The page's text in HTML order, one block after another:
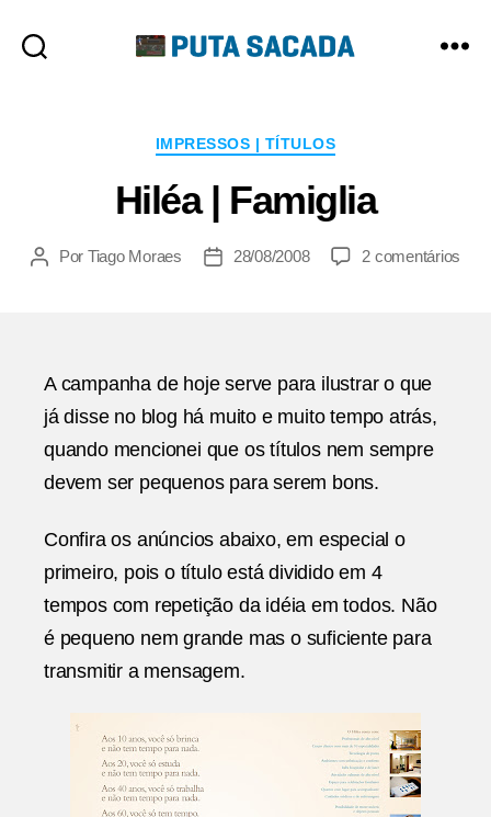
Categorias
IMPRESSOS | TÍTULOS
Hiléa | Famiglia
Autor
Por Tiago Moraes
Data28/08/2008 2 comentários
A campanha de hoje serve para ilustrar o que
já disse no blog há muito e muito tempo atrás,
quando mencionei que os títulos nem sempre
devem ser pequenos para serem bons.
Confira os anúncios abaixo, em especial o
primeiro, pois o título está dividido em 4
tempos com repetição da idéia em todos. Não
é pequeno nem grande mas o suficiente para
transmitir a mensagem.